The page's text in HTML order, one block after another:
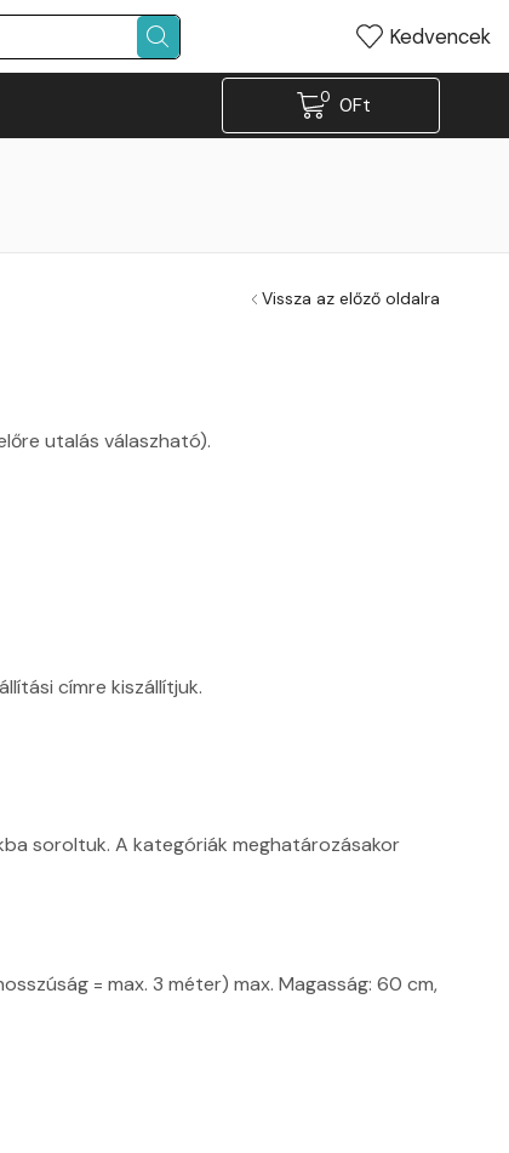
Kedvencek
0 0Ft
Vissza az előző oldalra
utalás válaszható).
címre kiszállítjuk.
soroltuk. A kategóriák meghatározásakor
= max. 3 méter) max. Magasság: 60 cm,